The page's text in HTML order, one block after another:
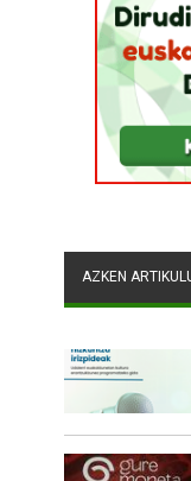
AZKEN